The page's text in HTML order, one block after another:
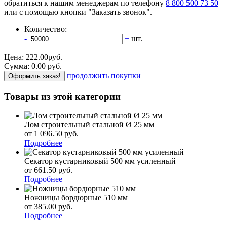
обратиться к нашим менеджерам по телефону 8 800 500 73 50
или с помощью кнопки "Заказать звонок".
Количество:
-
+ шт.
Цена: 222.00руб.
Сумма: 0.00 руб.
Оформить заказ! продолжить покупки
Товары из этой категории
Лом строительный стальной Ø 25 мм
от 1 096.50 руб.
Подробнее
Секатор кустарниковый 500 мм усиленный
от 661.50 руб.
Подробнее
Ножницы бордюрные 510 мм
от 385.00 руб.
Подробнее